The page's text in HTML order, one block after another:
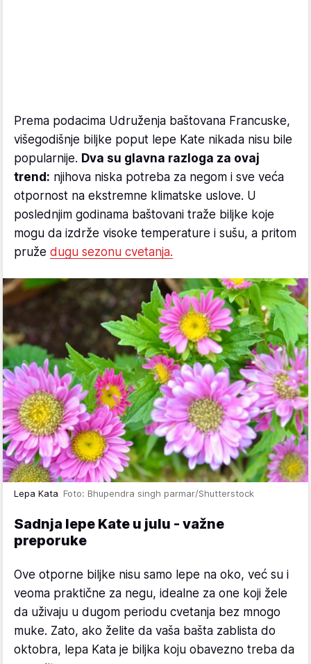
Prema podacima Udruženja baštovana Francuske,
višegodišnje biljke poput lepe Kate nikada nisu bile
popularnije. Dva su glavna razloga za ovaj
trend: njihova niska potreba za negom i sve veća
otpornost na ekstremne klimatske uslove. U
poslednjim godinama baštovani traže biljke koje
mogu da izdrže visoke temperature i sušu, a pritom
pruže dugu sezonu cvetanja.
Lepa Kata Foto: Bhupendra singh parmar/Shutterstock
Sadnja lepe Kate u julu - važne
preporuke
Ove otporne biljke nisu samo lepe na oko, već su i
veoma praktične za negu, idealne za one koji žele
da uživaju u dugom periodu cvetanja bez mnogo
muke. Zato, ako želite da vaša bašta zablista do
oktobra, lepa Kata je biljka koju obavezno treba da